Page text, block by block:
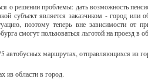
о решении проблемы: дать возможность
субъект является заказчиком - город или
поэтому теперь вне зависимости от
смогут пользоваться льготой на проезд в
автобусных маршрутах, отправляющихся из
из области в город.